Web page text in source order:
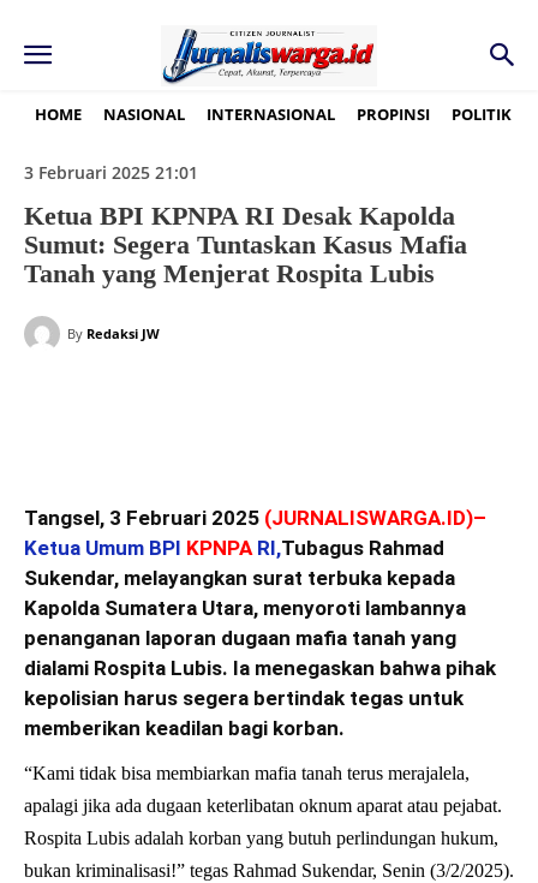
HOME NASIONAL INTERNASIONAL PROPINSI POLITIK
3 Februari 2025 21:01
Ketua BPI KPNPA RI Desak Kapolda
Sumut: Segera Tuntaskan Kasus Mafia
Tanah yang Menjerat Rospita Lubis
By Redaksi JW
Tangsel, 3 Februari 2025 (JURNALISWARGA.ID)–
Ketua Umum BPI KPNPARI,Tubagus Rahmad
Sukendar, melayangkan surat terbuka kepada
Kapolda Sumatera Utara, menyoroti lambannya
penanganan laporan dugaan mafia tanah yang
dialami Rospita Lubis. Ia menegaskan bahwa pihak
kepolisian harus segera bertindak tegas untuk
memberikan keadilan bagi korban.
“Kami tidak bisa membiarkan mafia tanah terus merajalela,
apalagi jika ada dugaan keterlibatan oknum aparat atau pejabat.
Rospita Lubis adalah korban yang butuh perlindungan hukum,
bukan kriminalisasi!” tegas Rahmad Sukendar, Senin (3/2/2025).